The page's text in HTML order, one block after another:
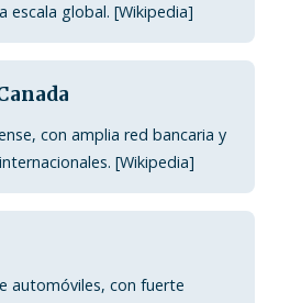
escala global. [Wikipedia]
con amplia red bancaria y
[Wikipedia]
automóviles, con fuerte